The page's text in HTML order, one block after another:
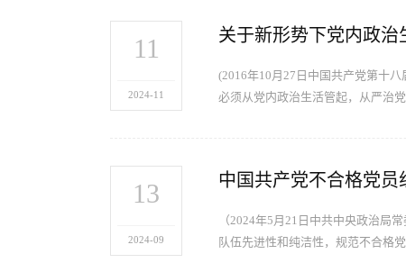
11
2024-11
关于新形势下党内政治
(2016年10月27日中国共产党第十
必须从党内政治生活管起，从严治
13
2024-09
中国共产党不合格党员
（2024年5月21日中共中央政治局
队伍先进性和纯洁性，规范不合格